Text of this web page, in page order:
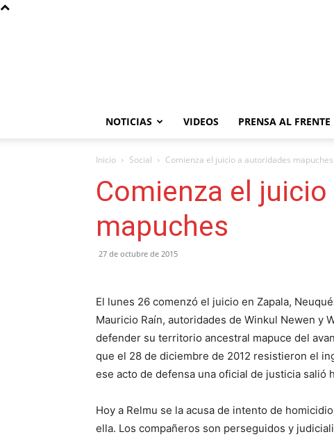
NOTICIAS VIDEOS PRENSA AL FRENTE
Inicio Social Comienza el juicio a autoridades mapuches
Comienza el
mapuches
27 de octubre de 2015
El lunes 26 comenzó el juicio en Zapala,
Mauricio Raín, autoridades de Winkul Newen y
defender su territorio ancestral mapuce del
que el 28 de diciembre de 2012 resistieron el
ese acto de defensa una oficial de justicia salió
Hoy a Relmu se la acusa de intento de
ella. Los compañeros son perseguidos y